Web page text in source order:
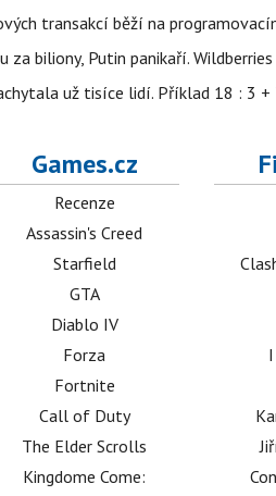
transakcí běží na
biliony, Putin panikaří.
už tisíce lidí. Příklad 18 : 3
Games.cz
Recenze
Assassin's Creed
Starfield
GTA
Diablo IV
Forza
Fortnite
Call of Duty
The Elder Scrolls
Kingdome Come: